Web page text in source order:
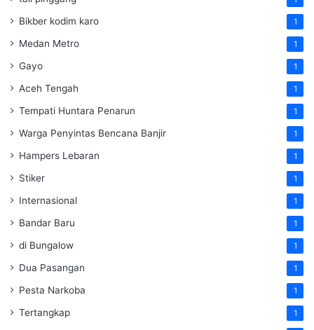
Bikber kodim karo 1
Medan Metro 1
Gayo 1
Aceh Tengah 1
Tempati Huntara Penarun 1
Warga Penyintas Bencana Banjir 1
Hampers Lebaran 1
Stiker 1
Internasional 1
Bandar Baru 1
di Bungalow 1
Dua Pasangan 1
Pesta Narkoba 1
Tertangkap 1